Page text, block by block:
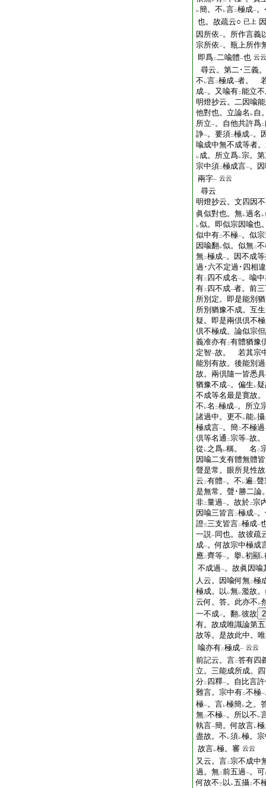
レ簡。不 レ言二極成一
也。故疏云○ 已上
因所依一。所作言義
宗所依一。瓶上所作
即爲二二喩體一也 云云
尋云。第二･三義
不 レ言二極成一者。
成一。又喩有二能立
明燈抄云。二因喩
他對也。立論名 レ自
所立一。自他共許爲二
諍一。要須二極成一。
喩成中無不成等者
レ成。所立爲レ宗。
宗中須二極成言一。
兩字一 云云
尋云
明燈抄云。文四因
眞似對也。無レ過名 レ
レ似。即似宗因喩也
似中有二不極一。似
因喩翻レ似。似無二
無二極成一。因不成
過･六不定過･四相
有二 四不成名 一。喩
有二 四不成一者。前
所別定。即是能別
所別猶豫不成。互生
疑。即是兩倶倶不
倶不極成。論似宗
義准亦有二有體猶豫
定智一故。 若其宗
能別有故。後能別
故。兩倶隨一皆悉
猶豫不成一。偏生 レ
不成等名最是寛故
不 レ名 二極成一。所立
諸過中。更不 レ能レ攝
極成言一。簡二不極過
倶等名通 二宗等一故
從 レ之爲レ稱。 名 二
因喩二支有體無體
聲是常。眼所見性故
云 二有體一。不 レ遍 二聲
是無常。聲･勝二論
非二量過一。故於二宗
因喩三皆言二極成一
證三三支皆言二極成一
一説一 同也。故彼疏
成一。何故宗中極成
應二齊等一。擧レ初顯レ
不成過一。故眞因喩
人云。因喩何無二極
極成。以 レ無レ濫故
云何。答。此亦不 レ
一不成一。翻レ彼故 2
有。故成唯識論第
故等。是故此中。
喩亦有二極成一 云云
前記云。言二答有四
立。三能成所成。
分二 四釋一。自比言
難言。宗中有二不極一
極一。言レ極簡レ之。
無二不極一。所以不 レ
執言一簡。何故言レ
盡故。不 レ須レ極。
故言レ極。審 云云
又云。言二宗不成中
過。無二前五過一。可
何故不三 以 レ五攝二不